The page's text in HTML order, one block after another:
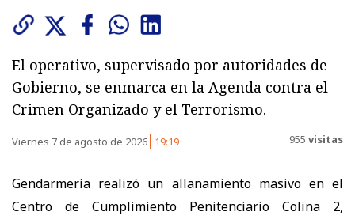
El operativo, supervisado por autoridades de
Gobierno, se enmarca en la Agenda contra el
Crimen Organizado y el Terrorismo.
Viernes 7 de agosto de 2026 19:19 955 visitas
Gendarmería realizó un allanamiento masivo en el
Centro de Cumplimiento Penitenciario Colina 2,